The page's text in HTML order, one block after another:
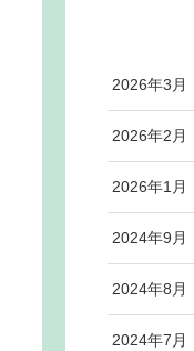
2026年3月
2026年2月
2026年1月
2024年9月
2024年8月
2024年7月